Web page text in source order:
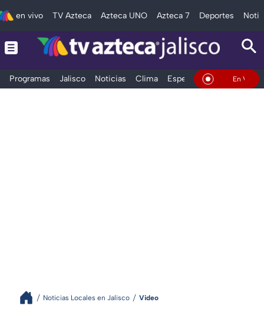
en vivo TV Azteca Azteca UNO Azteca 7 Deportes
Programas Jalisco Noticias Clima Espectáculos Deportes
En Vivo
Noticias Locales en Jalisco Video